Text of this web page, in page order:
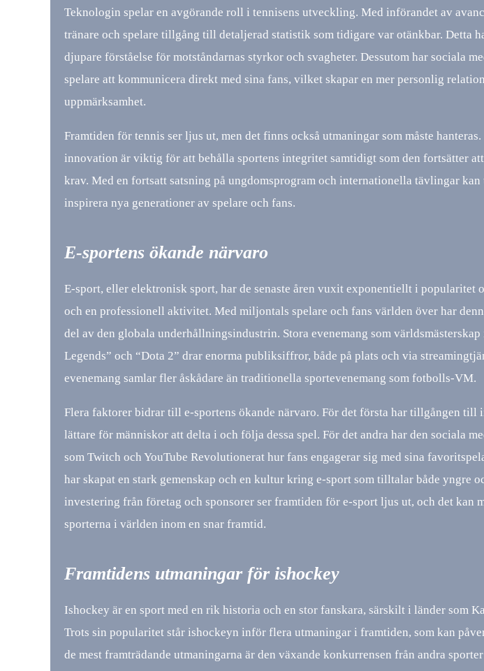
Teknologin spelar en avgörande roll i tennisens utveckling. Med införandet av
tränare och spelare tillgång till detaljerad statistik som tidigare var otänkbar. Detta
djupare förståelse för motståndarnas styrkor och svagheter. Dessutom har sociala
spelare att kommunicera direkt med sina fans, vilket skapar en mer personlig
uppmärksamhet.
Framtiden för tennis ser ljus ut, men det finns också utmaningar som måste
innovation är viktig för att behålla sportens integritet samtidigt som den fortsätter
krav. Med en fortsatt satsning på ungdomsprogram och internationella tävlingar kan
inspirera nya generationer av spelare och fans.
E-sportens ökande närvaro
E-sport, eller elektronisk sport, har de senaste åren vuxit exponentiellt i popularitet
och en professionell aktivitet. Med miljontals spelare och fans världen över har
del av den globala underhållningsindustrin. Stora evenemang som
Legends” och “Dota 2” drar enorma publiksiffror, både på plats och via
evenemang samlar fler åskådare än traditionella sportevenemang som fotbolls-VM.
Flera faktorer bidrar till e-sportens ökande närvaro. För det första har tillgången till
lättare för människor att delta i och följa dessa spel. För det andra har den sociala
som Twitch och YouTube Revolutionerat hur fans engagerar sig med sina
har skapat en stark gemenskap och en kultur kring e-sport som tilltalar både yngre
investering från företag och sponsorer ser framtiden för e-sport ljus ut, och det kan
sporterna i världen inom en snar framtid.
Framtidens utmaningar för ishockey
Ishockey är en sport med en rik historia och en stor fanskara, särskilt i länder som
Trots sin popularitet står ishockeyn inför flera utmaningar i framtiden, som kan
de mest framträdande utmaningarna är den växande konkurrensen från andra